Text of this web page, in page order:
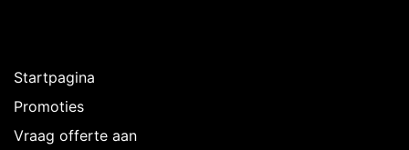
Startpagina
Promoties
Vraag offerte aan